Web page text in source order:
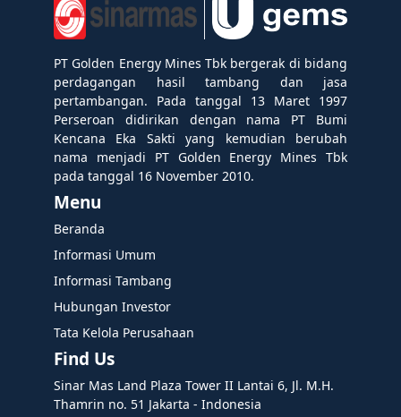
PT Golden Energy Mines Tbk bergerak di bidang
perdagangan hasil tambang dan jasa
pertambangan. Pada tanggal 13 Maret 1997
Perseroan didirikan dengan nama PT Bumi
Kencana Eka Sakti yang kemudian berubah
nama menjadi PT Golden Energy Mines Tbk
pada tanggal 16 November 2010.
Menu
Beranda
Informasi Umum
Informasi Tambang
Hubungan Investor
Tata Kelola Perusahaan
Find Us
Sinar Mas Land Plaza Tower II Lantai 6, Jl. M.H.
Thamrin no. 51 Jakarta - Indonesia